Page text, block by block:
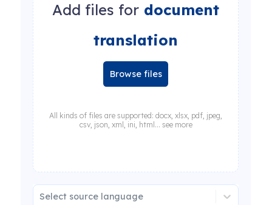
Add files for document
translation
Browse files
All kinds of files are supported: docx, xlsx, pdf, jpeg,
csv, json, xml, ini, html... see more
Select source language